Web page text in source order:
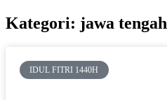
Kategori: jawa tengah
IDUL FITRI 1440H